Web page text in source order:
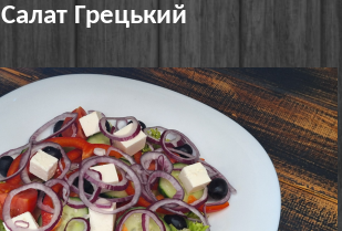
Салат Грецький